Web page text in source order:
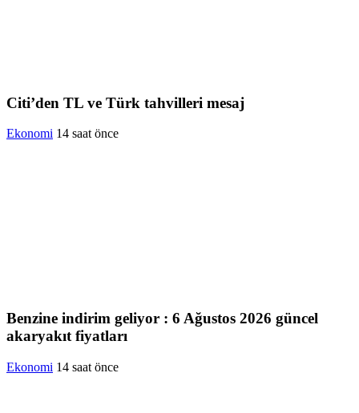
Citi’den TL ve Türk tahvilleri mesaj
Ekonomi 14 saat önce
Benzine indirim geliyor : 6 Ağustos 2026 güncel
akaryakıt fiyatları
Ekonomi 14 saat önce